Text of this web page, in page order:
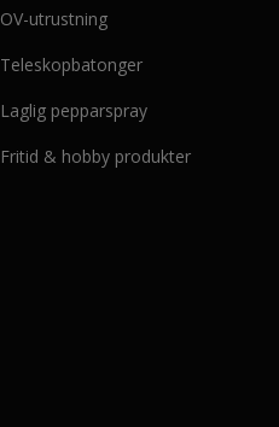
OV-utrustning
Teleskopbatonger
Laglig pepparspray
Fritid & hobby produkter